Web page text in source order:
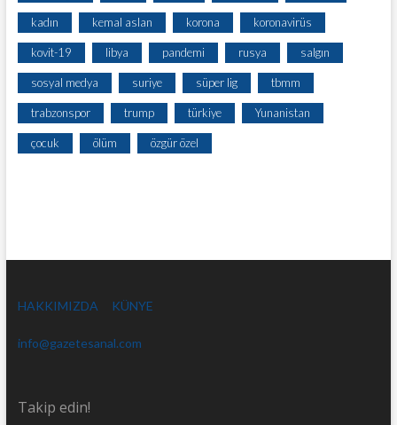
kadın kemal aslan korona koronavirüs
kovit-19 libya pandemi rusya salgın
sosyal medya suriye süper lig tbmm
trabzonspor trump türkiye Yunanistan
çocuk ölüm özgür özel
HAKKIMIZDA KÜNYE
info@gazetesanal.com
Takip edin!